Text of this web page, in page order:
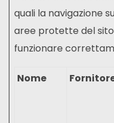
quali la navigazione
aree protette del
funzionare
Nome